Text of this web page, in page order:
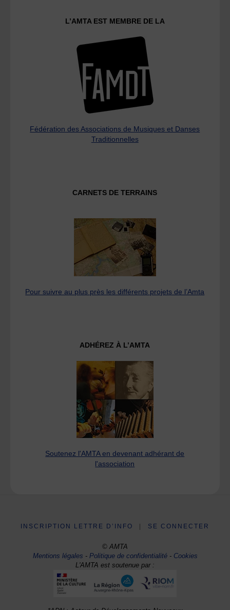
L’AMTA EST MEMBRE DE LA
Fédération des Associations de Musiques et Danses
Traditionnelles
CARNETS DE TERRAINS
Pour suivre au plus près les différents projets de l’Amta
ADHÉREZ À L’AMTA
Soutenez l'AMTA en devenant adhérant de
l'association
INSCRIPTION LETTRE D’INFO SE CONNECTER
© AMTA
Mentions légales -Politique de confidentialité- Cookies
L'AMTA est soutenue par :